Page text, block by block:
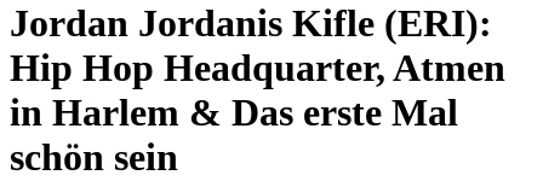
Jordan Jordanis Kifle (ERI):
Hip Hop Headquarter, Atmen
in Harlem & Das erste Mal
schön sein